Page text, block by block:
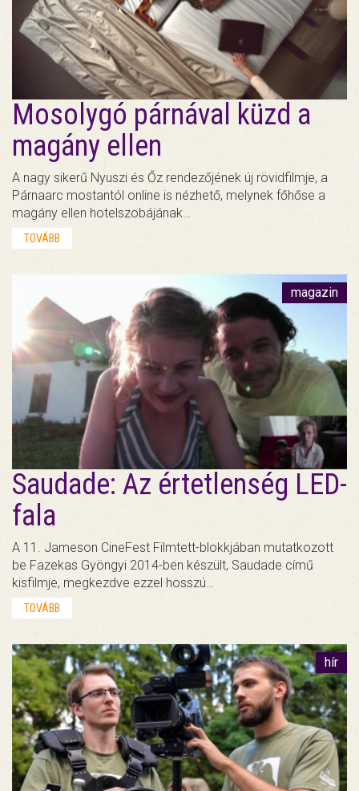
Mosolygó párnával küzd a
magány ellen
A nagy sikerű Nyuszi és Őz rendezőjének új rövidfilmje, a
Párnaarc mostantól online is nézhető, melynek főhőse a
magány ellen hotelszobájának…
TOVÁBB
magazin
Saudade: Az értetlenség LED-
fala
A 11. Jameson CineFest Filmtett-blokkjában mutatkozott
be Fazekas Gyöngyi 2014-ben készült, Saudade című
kisfilmje, megkezdve ezzel hosszú…
TOVÁBB
hír